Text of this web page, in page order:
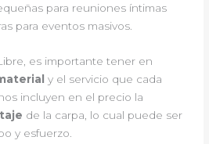
para reuniones íntimas
para eventos masivos.
es importante tener en
y el servicio que cada
incluyen en el precio la
de la carpa, lo cual puede ser
y esfuerzo.